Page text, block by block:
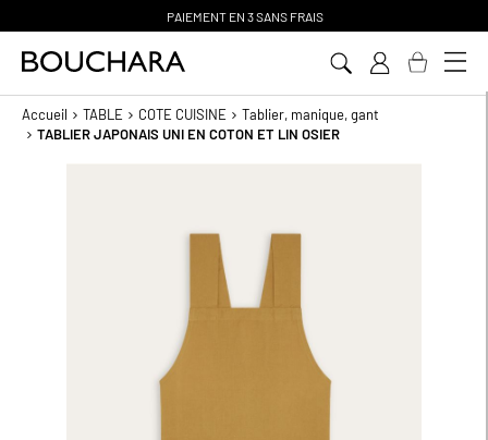
PAIEMENT EN 3 SANS FRAIS
Accueil TABLE COTE CUISINE
Tablier, manique, gant
TABLIER JAPONAIS UNI EN COTON ET LIN OSIER